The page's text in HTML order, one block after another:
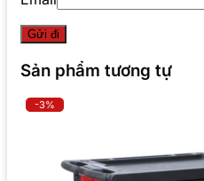
Sản phẩm tương tự
-3%